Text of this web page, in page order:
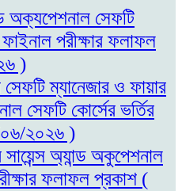
অক্যপেশনাল সেফটি
পরীক্ষার ফলাফল
)
ম্যানেজার ও ফায়ার
সেফটি কোর্সের ভর্তির
০৬/২০২৬ )
অ্যান্ড অকুপেশনাল
ফলাফল প্রকাশ (